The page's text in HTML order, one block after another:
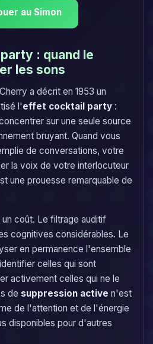
au Simon
: quand le
les sons
a décrit en 1953 un
l'effet cocktail party :
sur une seule source
bruyant. Quand vous
de conversations, votre
la voix de votre interlocuteur
une prouesse remarquable de
coût. Le filtrage auditif
cognitives considérables. Le
en permanence l'ensemble
celles qui sont
activement celles qui ne le
de suppression active n'est
de l'attention et de l'énergie
disponibles pour d'autres